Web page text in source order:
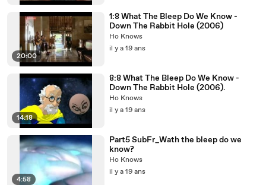
20:00
1:8 What The Bleep Do We Know -
Down The Rabbit Hole (2006)
Ho Knows
il y a 19 ans
14:18
8:8 What The Bleep Do We Know -
Down The Rabbit Hole (2006).
Ho Knows
il y a 19 ans
4:58
Part5 SubFr_Wath the bleep do we
know?
Ho Knows
il y a 19 ans